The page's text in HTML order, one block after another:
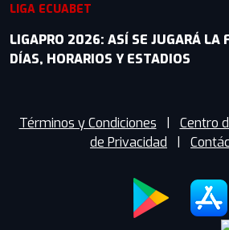
LIGA ECUABET
LIGAPRO 2026: ASÍ SE JUGARÁ LA
DÍAS, HORARIOS Y ESTADIOS
Términos y Condiciones Centro
de Privacidad